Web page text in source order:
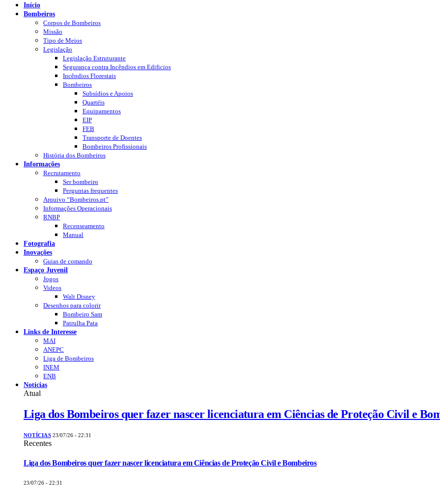
Início
Bombeiros
Corpos de Bombeiros
Missão
Tipo de Meios
Legislação
Legislação Estruturante
Segurança contra Incêndios em Edificios
Incêndios Florestais
Bombeiros
Subsídios e Apoios
Quartéis
Equipamentos
EIP
FEB
Transporte de Doentes
Bombeiros Profissionais
História dos Bombeiros
Informações
Recrutamento
Ser bombeiro
Perguntas frequentes
Arquivo “Bombeiros.pt”
Informações Operacionais
RNBP
Recenseamento
Manual
Fotografia
Inovações
Guias de comando
Espaço Juvenil
Jogos
Videos
Walt Disney
Desenhos para colorir
Bombeiro Sam
Patrulha Pata
Links de Interesse
MAI
ANEPC
Liga de Bombeiros
INEM
ENB
Notícias
Atual
Liga dos Bombeiros quer fazer nascer licenciatura em Ciências de Proteção Civil e
NOTÍCIAS 23/07/26 - 22:31
Recentes
Liga dos Bombeiros quer fazer nascer licenciatura em Ciências de Proteção Civil e Bombeiros
23/07/26 - 22:31